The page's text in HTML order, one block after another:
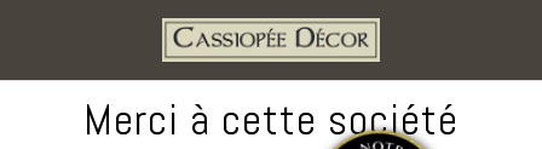
Merci à cette société